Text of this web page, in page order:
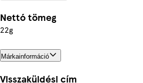
Nettó tömeg
22g
Márkainformáció
Visszaküldési cím